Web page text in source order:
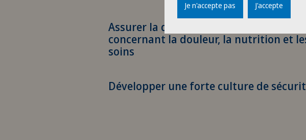
Assurer la qualité de la prise en charge
concernant la douleur, la nutrition et
soins
Développer une forte culture de
Je n'accepte pas J'accepte